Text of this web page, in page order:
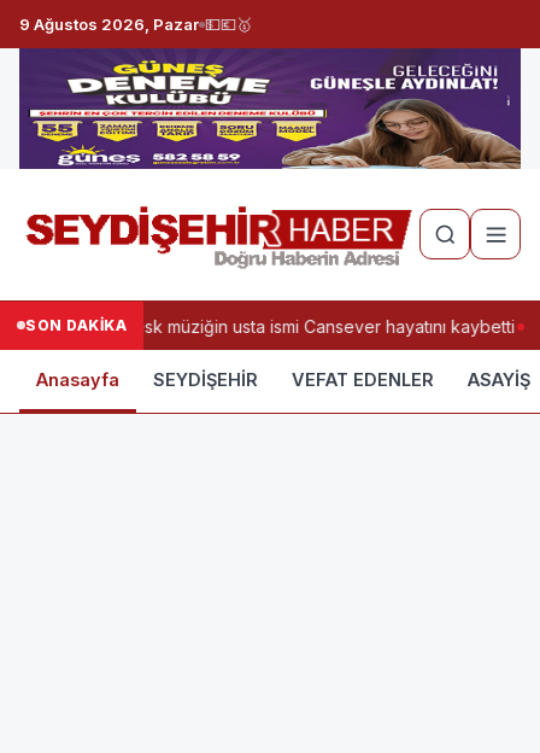
9 Ağustos 2026, Pazar 💵💶🥇
SON DAKİKAArabesk müziğin usta ismi Cansever hayatını kaybetti
Anasayfa SEYDİŞEHİR VEFAT EDENLER ASAYİŞ